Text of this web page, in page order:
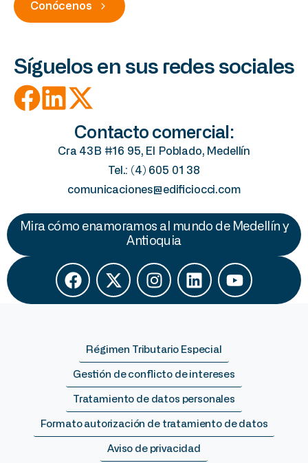
Conócenos
Síguelos en sus redes sociales
Contacto comercial:
Cra 43B #16 95, El Poblado, Medellín
Tel.: (4) 605 01 38
comunicaciones@edificiocci.com
Mira cómo enamoramos al mundo de Medellín y
Antioquia
Régimen Tributario Especial
Gestión de conflicto de intereses
Tratamiento de datos personales
Formato autorización de tratamiento de datos
Aviso de privacidad